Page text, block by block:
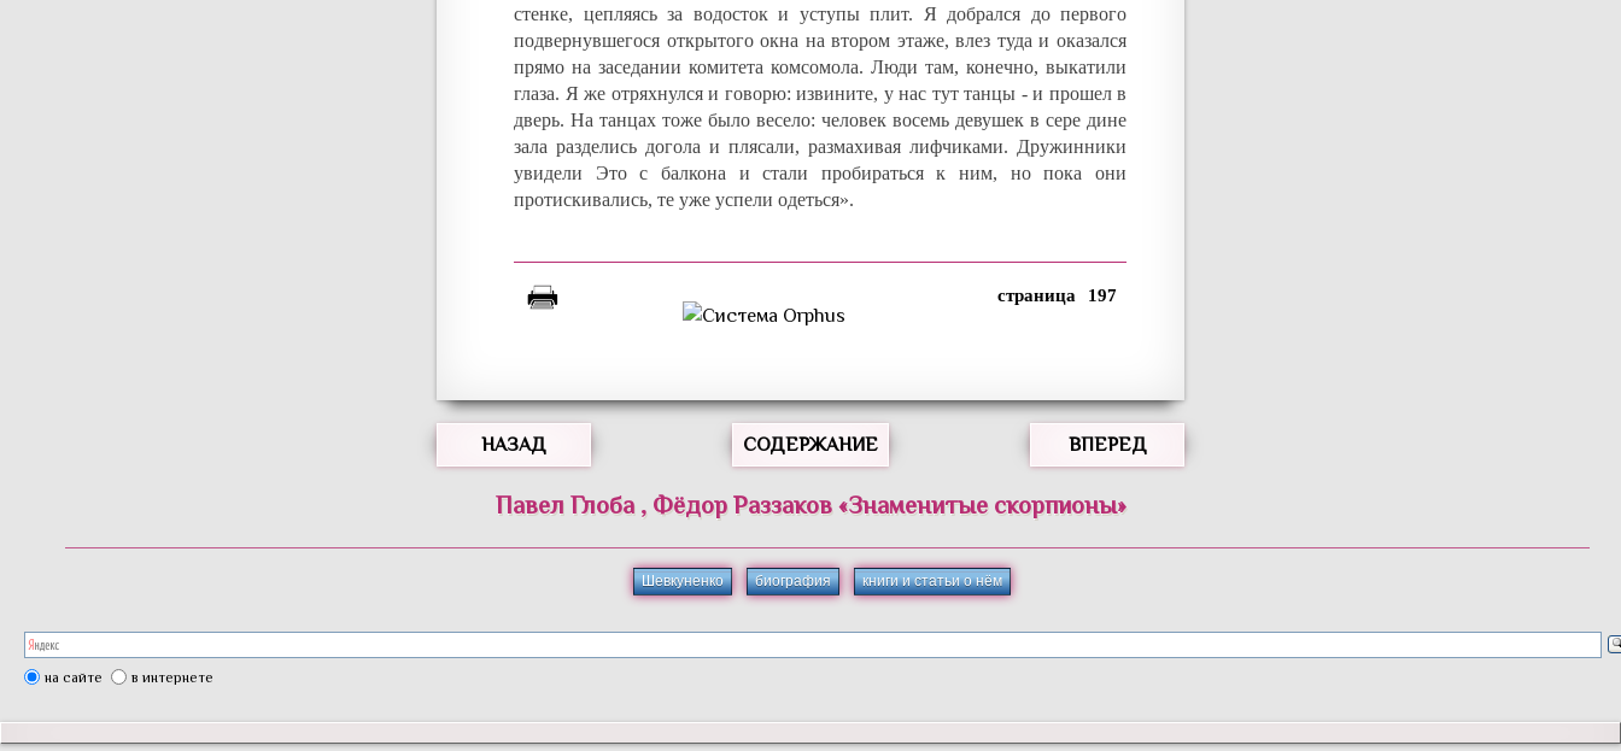
стенке, цепляясь за водосток и уступы плит. Я добрался до первого
подвернувшегося открытого окна на втором этаже, влез туда и оказался
прямо на заседании комитета комсомола. Люди там, конечно, выкатили
глаза. Я же отряхнулся и говорю: извините, у нас тут танцы - и прошел в
дверь. На танцах тоже было весело: человек восемь девушек в сере дине
зала разделись догола и плясали, размахивая лифчиками. Дружинники
увидели Это с балкона и стали пробираться к ним, но пока они
протискивались, те уже успели одеться».
197
НАЗАД СОДЕРЖАНИЕ ВПЕРЕД
Павел Глоба , Фёдор Раззаков«Знаменитые скорпионы»
Шевкуненко биография книги и статьи о нём
на сайте в интернете